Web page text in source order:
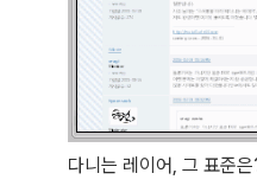
다니는 레이어, 그 표준은